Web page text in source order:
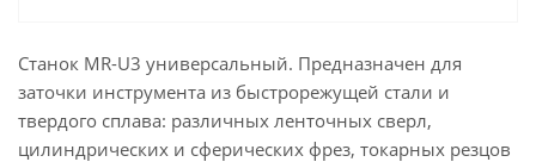
Станок MR-U3 универсальный. Предназначен для
заточки инструмента из быстрорежущей стали и
твердого сплава: различных ленточных сверл,
цилиндрических и сферических фрез, токарных резцов